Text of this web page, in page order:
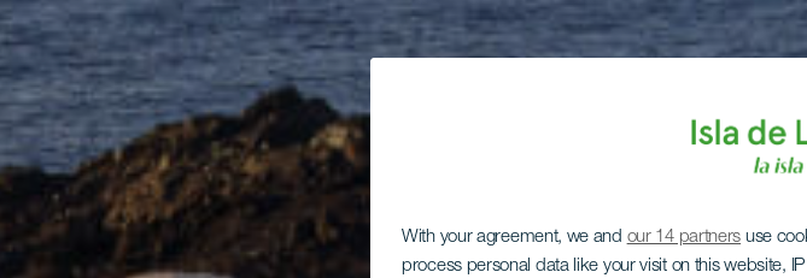
With your agreement, we and our 14 partners use
process personal data like your visit on this website,